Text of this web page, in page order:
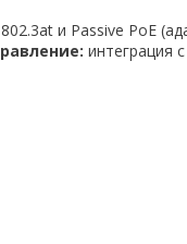
и Passive PoE
интеграция